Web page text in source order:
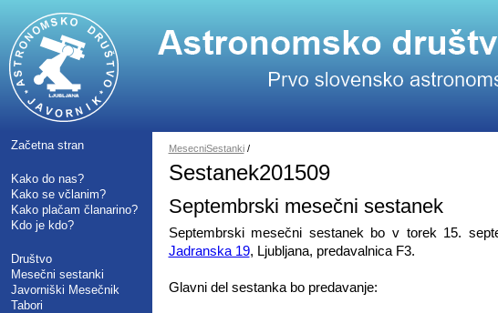
Začetna stran
Kako do nas?
Kako se včlanim?
Kako plačam članarino?
Kdo je kdo?
Društvo
Mesečni sestanki
Javorniški Mesečnik
Tabori
MesecniSestanki/
Sestanek201509
Septembrski mesečni sestanek
Septembrski mesečni sestanek bo v torek 15.
Jadranska 19, Ljubljana, predavalnica F3.
Glavni del sestanka bo predavanje: